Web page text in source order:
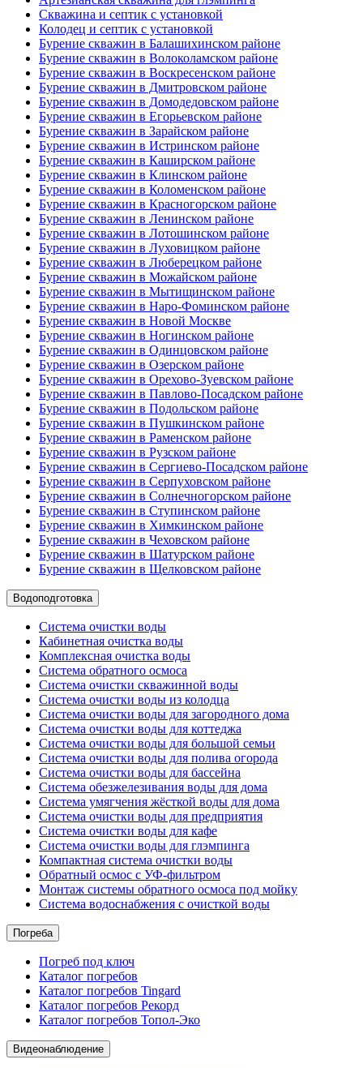
Скважина и септик с установкой
Колодец и септик с установкой
Бурение скважин в Балашихинском районе
Бурение скважин в Волоколамском районе
Бурение скважин в Воскресенском районе
Бурение скважин в Дмитровском районе
Бурение скважин в Домодедовском районе
Бурение скважин в Егорьевском районе
Бурение скважин в Зарайском районе
Бурение скважин в Истринском районе
Бурение скважин в Каширском районе
Бурение скважин в Клинском районе
Бурение скважин в Коломенском районе
Бурение скважин в Красногорском районе
Бурение скважин в Ленинском районе
Бурение скважин в Лотошинском районе
Бурение скважин в Луховицком районе
Бурение скважин в Люберецком районе
Бурение скважин в Можайском районе
Бурение скважин в Мытищинском районе
Бурение скважин в Наро-Фоминском районе
Бурение скважин в Новой Москве
Бурение скважин в Ногинском районе
Бурение скважин в Одинцовском районе
Бурение скважин в Озерском районе
Бурение скважин в Орехово-Зуевском районе
Бурение скважин в Павлово-Посадском районе
Бурение скважин в Подольском районе
Бурение скважин в Пушкинском районе
Бурение скважин в Раменском районе
Бурение скважин в Рузском районе
Бурение скважин в Сергиево-Посадском районе
Бурение скважин в Серпуховском районе
Бурение скважин в Солнечногорском районе
Бурение скважин в Ступинском районе
Бурение скважин в Химкинском районе
Бурение скважин в Чеховском районе
Бурение скважин в Шатурском районе
Бурение скважин в Щелковском районе
Водоподготовка
Система очистки воды
Кабинетная очистка воды
Комплексная очистка воды
Система обратного осмоса
Система очистки скважинной воды
Система очистки воды из колодца
Система очистки воды для загородного дома
Система очистки воды для коттеджа
Система очистки воды для большой семьи
Система очистки воды для полива огорода
Система очистки воды для бассейна
Система обезжелезивания воды для дома
Система умягчения жёсткой воды для дома
Система очистки воды для предприятия
Система очистки воды для кафе
Система очистки воды для глэмпинга
Компактная система очистки воды
Обратный осмос c УФ-фильтром
Монтаж системы обратного осмоса под мойку
Система водоснабжения с очисткой воды
Погреба
Погреб под ключ
Каталог погребов
Каталог погребов Tingard
Каталог погребов Рекорд
Каталог погребов Топол-Эко
Видеонаблюдение